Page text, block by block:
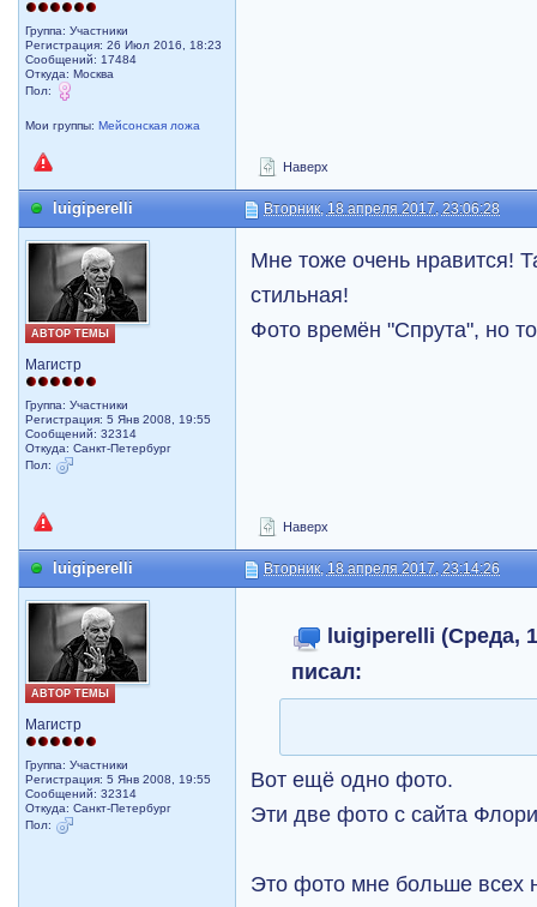
Группа: Участники
Регистрация: 26 Июл 2016, 18:23
Сообщений: 17484
Откуда: Москва
Пол:
Мои группы:Мейсонская ложа
Наверх
luigiperelli Вторник, 18 апреля 2017, 23:06:28
АВТОР ТЕМЫ
Магистр
Группа: Участники
Регистрация: 5 Янв 2008, 19:55
Сообщений: 32314
Откуда: Санкт-Петербург
Пол:
Мне тоже очень нравится!
стильная!
Фото времён "Спрута", но
Наверх
luigiperelli Вторник, 18 апреля 2017, 23:14:26
АВТОР ТЕМЫ
Магистр
Группа: Участники
Регистрация: 5 Янв 2008, 19:55
Сообщений: 32314
Откуда: Санкт-Петербург
Пол:
luigiperelli (Среда,
писал:
Вот ещё одно фото.
Эти две фото с сайта
Это фото мне больше всех